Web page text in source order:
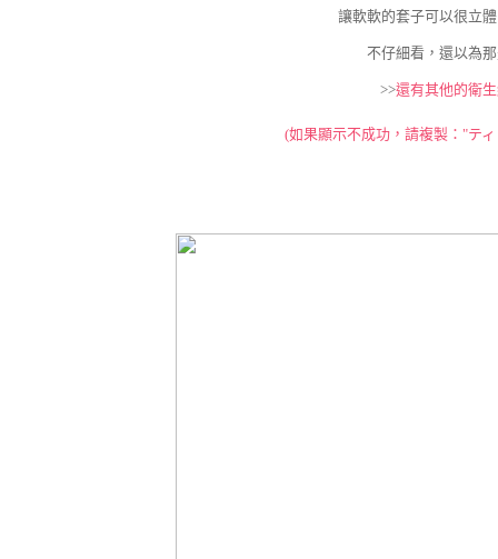
讓軟軟的套子可以很立
不仔細看，還以為
>>還有其他的衛
(如果顯示不成功，請複製："テ